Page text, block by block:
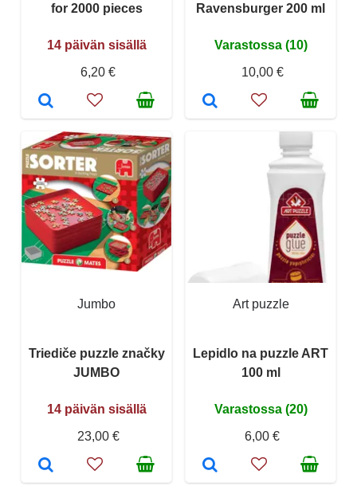
for 2000 pieces
14 päivän sisällä
6,20 €
Ravensburger 200 ml
Varastossa (10)
10,00 €
Jumbo
Triediče puzzle značky
JUMBO
14 päivän sisällä
23,00 €
Art puzzle
Lepidlo na puzzle ART
100 ml
Varastossa (20)
6,00 €